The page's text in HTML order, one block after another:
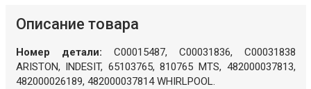
Описание товара
Номер детали: C00015487, C00031836, C00031838
ARISTON, INDESIT, 65103765, 810765 MTS, 482000037813,
482000026189, 482000037814 WHIRLPOOL.